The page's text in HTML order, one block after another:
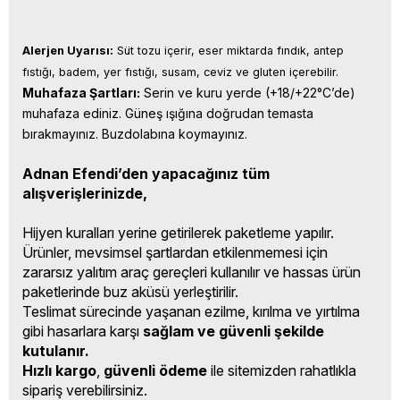
Alerjen Uyarısı: Süt tozu içerir, eser miktarda fındık, antep
fıstığı, badem, yer fıstığı, susam, ceviz ve gluten içerebilir.
Muhafaza Şartları: Serin ve kuru yerde (+18/+22°C’de)
muhafaza ediniz. Güneş ışığına doğrudan temasta
bırakmayınız. Buzdolabına koymayınız.
Adnan Efendi’den yapacağınız tüm
alışverişlerinizde,
Hijyen kuralları yerine getirilerek paketleme yapılır.
Ürünler, mevsimsel şartlardan etkilenmemesi için
zararsız yalıtım araç gereçleri kullanılır ve hassas ürün
paketlerinde buz aküsü yerleştirilir.
Teslimat sürecinde yaşanan ezilme, kırılma ve yırtılma
gibi hasarlara karşı sağlam ve güvenli şekilde
kutulanır.
Hızlı kargo, güvenli ödeme ile sitemizden rahatlıkla
sipariş verebilirsiniz.